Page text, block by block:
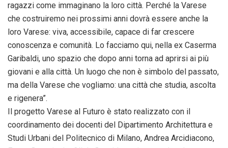
ragazzi come immaginano la loro città. Perché la Varese
che costruiremo nei prossimi anni dovrà essere anche la
loro Varese: viva, accessibile, capace di far crescere
conoscenza e comunità. Lo facciamo qui, nella ex Caserma
Garibaldi, uno spazio che dopo anni torna ad aprirsi ai più
giovani e alla città. Un luogo che non è simbolo del passato,
ma della Varese che vogliamo: una città che studia, ascolta
e rigenera”.
Il progetto Varese al Futuro è stato realizzato con il
coordinamento dei docenti del Dipartimento Architettura e
Studi Urbani del Politecnico di Milano, Andrea Arcidiacono,